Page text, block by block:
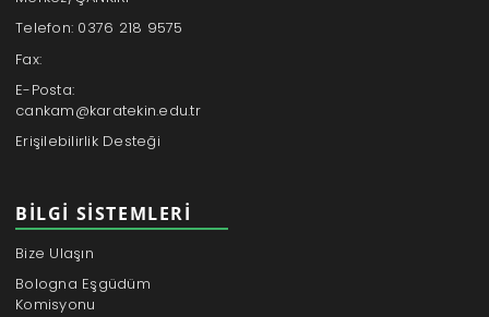
Telefon: 0376 218 9575
Fax:
E-Posta:
cankam@karatekin.edu.tr
Erişilebilirlik Desteği
BILGI SISTEMLERI
Bize Ulaşın
Bologna Eşgüdüm
Komisyonu